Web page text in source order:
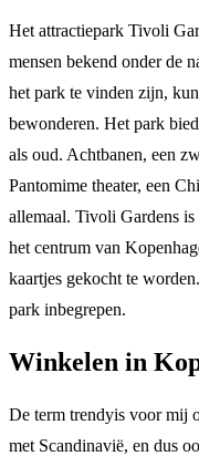
Het attractiepark Tivoli
mensen bekend onder de
het park te vinden zijn,
bewonderen. Het park
als oud. Achtbanen, een
Pantomime theater, een
allemaal. Tivoli Gardens
het centrum van
kaartjes gekocht te
park inbegrepen.
Winkelen in
De term trendyis voor mij
met Scandinavië, en dus